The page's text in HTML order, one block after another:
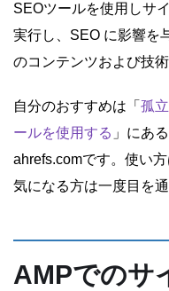
SEOツールを使用しサ
実行し、SEO に影響を
のコンテンツおよび技
自分のおすすめは「 孤
ールを使用する 」にあ
ahrefs.comです。使い
気になる方は一度目を
AMPでのサ